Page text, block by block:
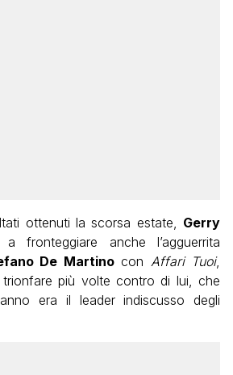
ottenuti la scorsa estate, Gerry
fronteggiare anche l’agguerrita
De Martinocon Affari Tuoi,
più volte contro di lui, che
era il leader indiscusso degli